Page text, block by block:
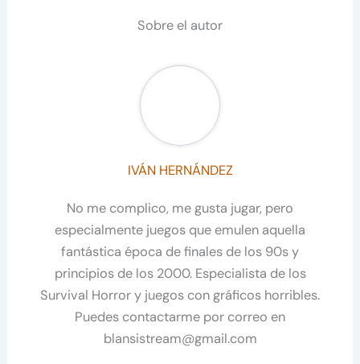
Sobre el autor
IVÁN HERNÁNDEZ
No me complico, me gusta jugar, pero
especialmente juegos que emulen aquella
fantástica época de finales de los 90s y
principios de los 2000. Especialista de los
Survival Horror y juegos con gráficos horribles.
Puedes contactarme por correo en
blansistream@gmail.com